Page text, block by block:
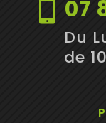
 07
Du
de